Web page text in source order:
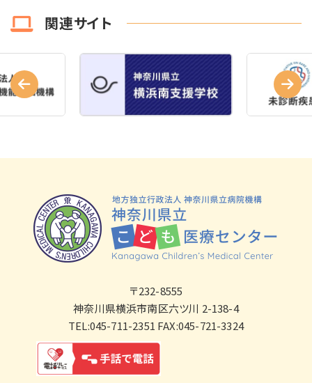
関連サイト
〒232-8555
神奈川県横浜市南区六ツ川 2-138-4
TEL:045-711-2351 FAX:045-721-3324